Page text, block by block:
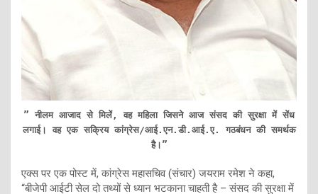
” नीलम आजाद से मिलें, वह महिला जिसने आज संसद की सुरक्षा में सेंध
लगाई। वह एक सक्रिय कांग्रेस/आई.एन.डी.आई.ए. गठबंधन की समर्थक
है।”
एक्स पर एक पोस्ट में, कांग्रेस महासचिव (संचार) जयराम रमेश ने कहा,
“बीजेपी आईटी सेल दो तथ्यों से ध्यान भटकाना चाहती है – संसद की सुरक्षा में